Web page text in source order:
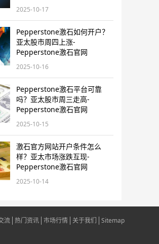
2025-10-17
Pepperstone激石如何开户？
亚太股市周四上涨-
Pepperstone激石官网
2025-10-16
Pepperstone激石平台可靠
吗？亚太股市周三走高-
Pepperstone激石官网
2025-10-15
激石官方网站开户条件怎么
样？亚太市场涨跌互现-
Pepperstone激石官网
2025-10-14
流 热门资讯 市场行情 关于我们 Sitemap